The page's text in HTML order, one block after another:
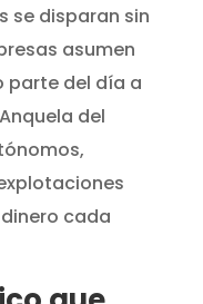
se disparan sin
asumen
parte del día a
del
cada